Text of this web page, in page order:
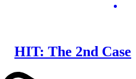
HIT: The 2nd Case